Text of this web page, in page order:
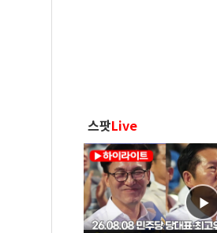
스팟Live